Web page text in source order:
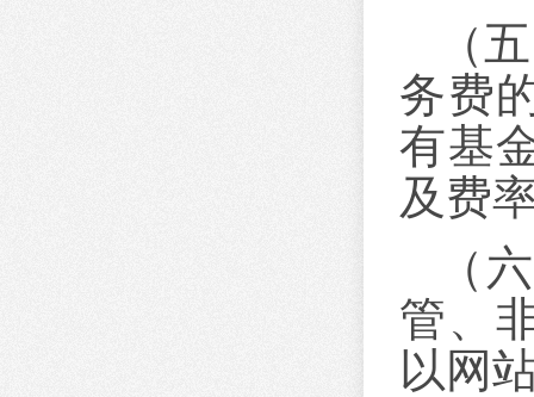
（
务费
有基
及费
（
管、
以网